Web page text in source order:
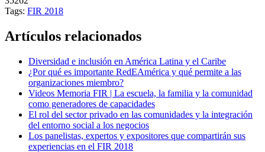
Tags: FIR 2018
Artículos relacionados
Diversidad e inclusión en América Latina y el Caribe
¿Por qué es importante RedEAmérica y qué permite a las
organizaciones miembro?
Videos Memoria FIR | La escuela, la familia y la comunidad
como generadores de capacidades
El rol del sector privado en las comunidades y la integración
del entorno social a los negocios
Los panelistas, expertos y expositores que compartirán sus
experiencias en el FIR 2018